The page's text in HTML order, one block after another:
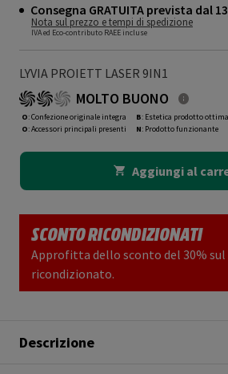
Consegna GRATUITA prevista dal
Nota sul prezzo e tempi di spedizione
IVA ed Eco-contributo RAEE incluse
LYVIA PROIETT LASER 9IN1
MOLTO BUONO
O: Confezione originale integra
O: Accessori principali presenti
B: Estetica prodotto ottima
N: Prodotto funzionante
Aggiungi al
SCONTO RICONDIZIONATI
Approfitta dello sconto del 30%
ricondizionato.
Descrizione